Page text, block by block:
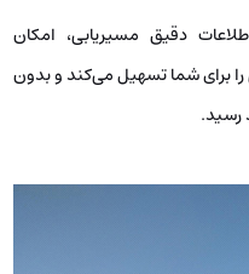
دقیق مسیریابی، امکان
را برای شما تسهیل می‌کند و بدون
رسید.